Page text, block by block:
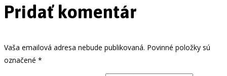
Pridať komentár
Vaša emailová adresa nebude publikovaná. Povinné položky sú
označené *